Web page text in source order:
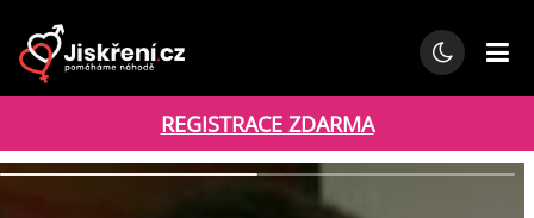
REGISTRACE ZDARMA